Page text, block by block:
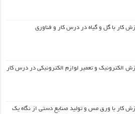
کار با گل و گیاه در درس کار و فناوری
الکترونیک و تعمیر لوازم الکترونیکی در درس کار
کار با ورق مس و تولید صنایع دستی از نگاه یک